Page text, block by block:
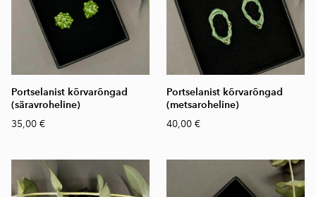
Portselanist kõrvarõngad
(säravroheline)
35,00 €
Portselanist kõrvarõngad
(metsaroheline)
40,00 €